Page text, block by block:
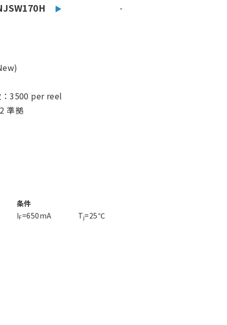
-
3500 per reel
準拠
条件
IF=650mA Tj=25℃